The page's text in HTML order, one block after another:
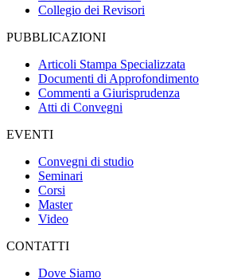
Collegio dei Revisori
PUBBLICAZIONI
Articoli Stampa Specializzata
Documenti di Approfondimento
Commenti a Giurisprudenza
Atti di Convegni
EVENTI
Convegni di studio
Seminari
Corsi
Master
Video
CONTATTI
Dove Siamo